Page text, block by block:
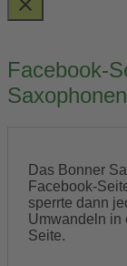
Facebook-
Das Bonner
Facebook-
sperrte dann
Umwandeln in
Seite.